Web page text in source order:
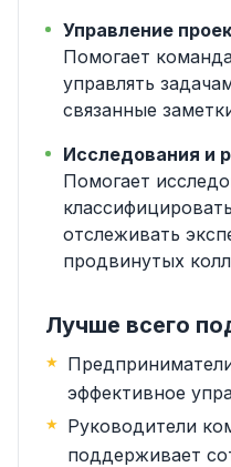
Управление
Помогает
управлять
связанные
Исследования и
Помогает
отслеживать
продвинутых
Лучше всего
эффективное
Руководители
поддерживает